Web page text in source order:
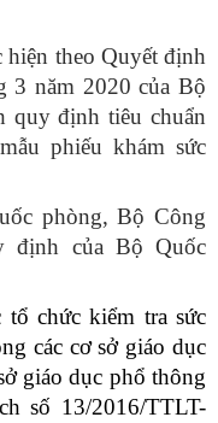
theo Quyết định
3 năm 2020 của Bộ
quy định tiêu chuẩn
phiếu khám sức
phòng, Bộ Công
định của Bộ Quốc
chức kiểm tra sức
các cơ sở giáo dục
giáo dục phổ thông
số 13/2016/TTLT-